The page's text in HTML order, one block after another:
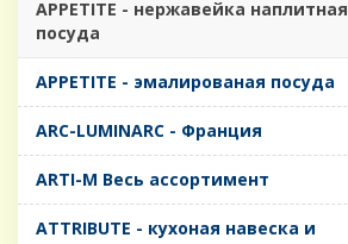
APPETITE - нержавейка наплитная
посуда
APPETITE - эмалированая посуда
ARC-LUMINARC - Франция
ARTI-M Весь ассортимент
ATTRIBUTE - кухоная навеска и